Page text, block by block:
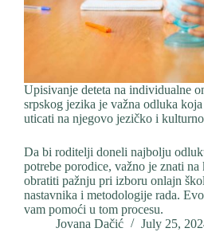
Upisivanje deteta na individualne
srpskog jezika je važna odluka
uticati na njegovo jezičko i
Da bi roditelji doneli najbolju
potrebe porodice, važno je znati na
obratiti pažnju pri izboru onlajn
nastavnika i metodologije rada.
vam pomoći u tom procesu.
Jovana Dačić
July 25,